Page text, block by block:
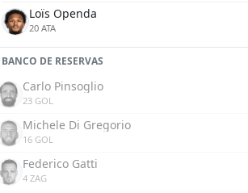
Loïs Openda
20 ATA
BANCO DE RESERVAS
Carlo Pinsoglio
23 GOL
Michele Di Gregorio
16 GOL
Federico Gatti
4 ZAG